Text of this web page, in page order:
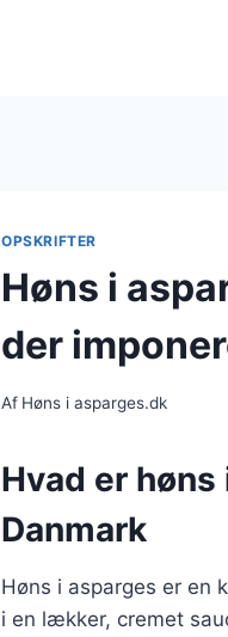
OPSKRIFTER
Høns i
der
Af Høns i asparges.dk
Hvad er
Danmark
Høns i asparges er en
i en lækker, cremet